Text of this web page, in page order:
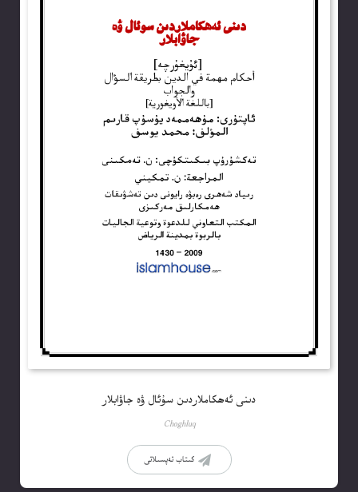
دىنى ئەھكاملاردىن سۇئال ۋە جاۋابلار
Choghluq
كىتاب تەپسىلاتى